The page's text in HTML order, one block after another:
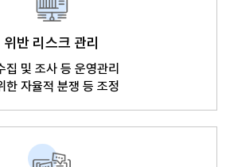
위반 리스크 관리
집 및 조사 등 운영관리
한 자율적 분쟁 등 조정